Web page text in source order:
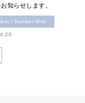
知らせします。
/ Number Web